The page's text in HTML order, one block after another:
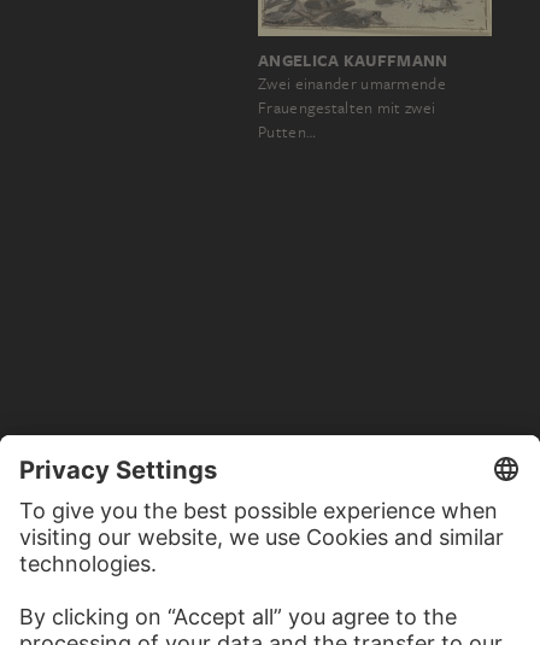
ANGELICA KAUFFMANN
Zwei einander umarmende
Frauengestalten mit zwei
Putten…